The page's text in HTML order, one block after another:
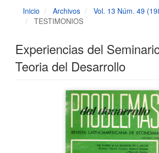
Inicio Archivos
Vol. 13 Núm. 49
TESTIMONIOS
Experiencias del
Teoria del Desarrollo